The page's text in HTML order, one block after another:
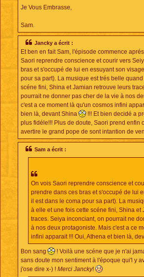
Je Vous Embrasse,
Sam.
Jancky a écrit :
Et ben en fait Sam, l'épisode commence
Saori reprendre conscience et courir vers
bras et s'occupé de lui en essuyant son
pour sa part). La musique est trés belle
scéne fini, Shina et Jamian retrouve leurs
pourrait ne donner pas cher de la vie à nos
c'est a ce moment là qu'un cosmos infini
bien là, devant Shina
!!! Et bien decidé a
plus fidéle!!! Plus de doute, Saori prend enfin
avertire le grand pope de sont intantion de
Sam a écrit :
On vois Saori reprendre conscience et
prendre dans ces bras et s'occupé de lui
il est dans le coma pour sa part). La
à elle et une fois cette scéne fini, Shina et
traces. Seiya inconciant, on pourrait ne
à nos deux protagoniste. Mais c'est a ce
infini apparait !!! Oui, Athena et bien là,
Bon sang
! Voilà une scéne que je n'ai
sans doute mon sentiment à l'époque qui'l y
j'ose dire x-) ! Merci Jancky!